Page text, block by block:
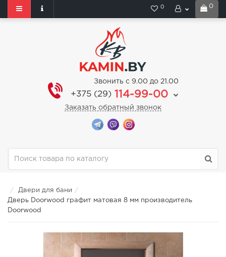
0
0
Звонить с 9.00 до 21.00
+375 (29) 114-99-00
Заказать обратный звонок
Двери для бани
Дверь Doorwood графит матовая 8 мм производитель
Doorwood